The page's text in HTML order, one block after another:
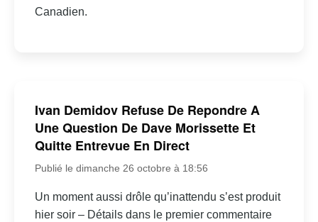
Canadien.
Ivan Demidov Refuse De Repondre A
Une Question De Dave Morissette Et
Quitte Entrevue En Direct
Publié le dimanche 26 octobre à 18:56
Un moment aussi drôle qu’inattendu s’est produit
hier soir – Détails dans le premier commentaire